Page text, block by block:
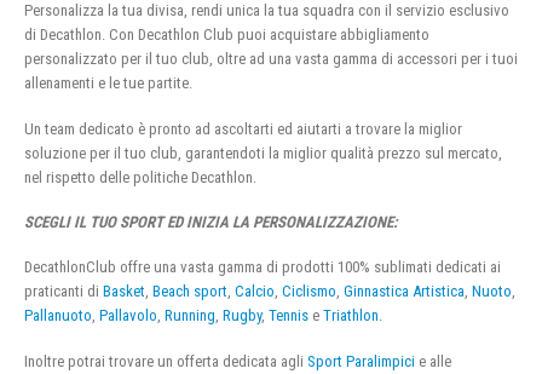
Personalizza la tua divisa, rendi unica la tua squadra con il servizio esclusivo
di Decathlon. Con Decathlon Club puoi acquistare abbigliamento
personalizzato per il tuo club, oltre ad una vasta gamma di accessori per i tuoi
allenamenti e le tue partite.
Un team dedicato è pronto ad ascoltarti ed aiutarti a trovare la miglior
soluzione per il tuo club, garantendoti la miglior qualità prezzo sul mercato,
nel rispetto delle politiche Decathlon.
SCEGLI IL TUO SPORT ED INIZIA LA PERSONALIZZAZIONE:
DecathlonClub offre una vasta gamma di prodotti 100% sublimati dedicati ai
praticanti di Basket, Beach sport, Calcio, Ciclismo, Ginnastica Artistica, Nuoto,
Pallanuoto, Pallavolo, Running, Rugby, Tennis e Triathlon.
Inoltre potrai trovare un offerta dedicata agli Sport Paralimpici e alle